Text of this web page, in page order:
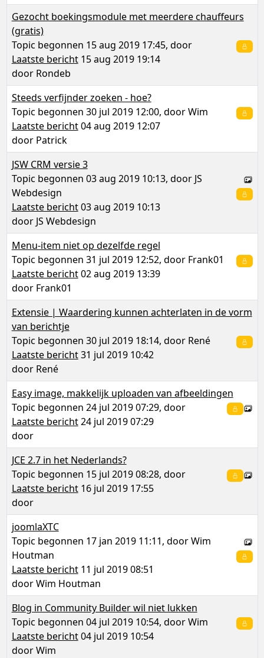
Gezocht boekingsmodule met meerdere chauffeurs
(gratis)
Topic begonnen 15 aug 2019 17:45, door
Laatste bericht15 aug 2019 19:14
door Rondeb
Steeds verfijnder zoeken - hoe?
Topic begonnen 30 jul 2019 12:00, doorWim
Laatste bericht04 aug 2019 12:07
door Patrick
JSW CRM versie 3
Topic begonnen 03 aug 2019 10:13, door JS
Webdesign
Laatste bericht03 aug 2019 10:13
door JS Webdesign
Menu-item niet op dezelfde regel
Topic begonnen 31 jul 2019 12:52, door Frank01
Laatste bericht02 aug 2019 13:39
door Frank01
Extensie | Waardering kunnen achterlaten in de vorm
van berichtje
Topic begonnen 30 jul 2019 18:14, door René
Laatste bericht31 jul 2019 10:42
door René
Easy image, makkelijk uploaden van afbeeldingen
Topic begonnen 24 jul 2019 07:29, door
Laatste bericht24 jul 2019 07:29
door
JCE 2.7 in het Nederlands?
Topic begonnen 15 jul 2019 08:28, door
Laatste bericht16 jul 2019 17:55
door
joomlaXTC
Topic begonnen 17 jan 2019 11:11, doorWim
Houtman
Laatste bericht11 jul 2019 08:51
doorWim Houtman
Blog in Community Builder wil niet lukken
Topic begonnen 04 jul 2019 10:54, doorWim
Laatste bericht04 jul 2019 10:54
doorWim